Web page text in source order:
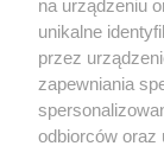
O FIRMIE
REKLAMA
na urządzeniu
unikalne
przez
zapewniania
odbiorców oraz